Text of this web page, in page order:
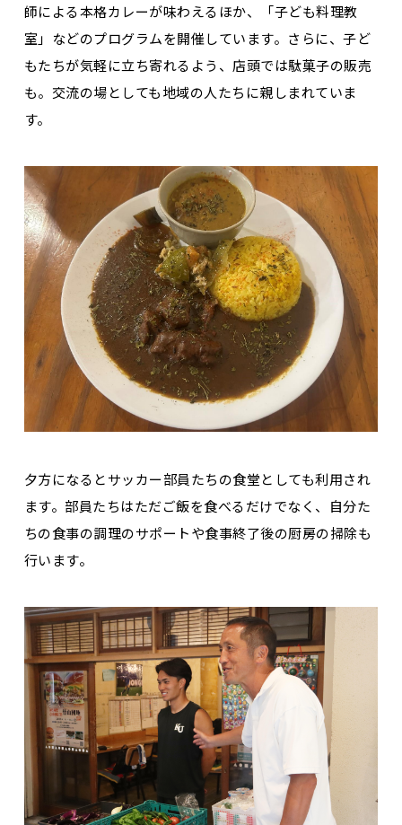
師による本格カレーが味わえるほか、「子ども料理教
室」などのプログラムを開催しています。さらに、子ど
もたちが気軽に立ち寄れるよう、店頭では駄菓子の販売
も。交流の場としても地域の人たちに親しまれていま
す。
夕方になるとサッカー部員たちの食堂としても利用され
ます。部員たちはただご飯を食べるだけでなく、自分た
ちの食事の調理のサポートや食事終了後の厨房の掃除も
行います。